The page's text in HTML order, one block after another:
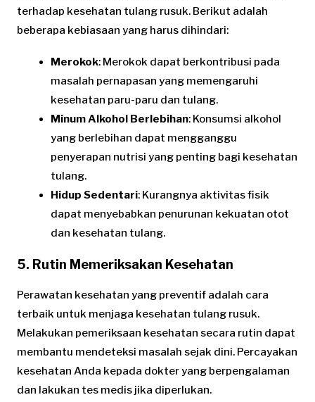
terhadap kesehatan tulang rusuk. Berikut adalah
beberapa kebiasaan yang harus dihindari:
Merokok: Merokok dapat berkontribusi pada
masalah pernapasan yang memengaruhi
kesehatan paru-paru dan tulang.
Minum Alkohol Berlebihan: Konsumsi alkohol
yang berlebihan dapat mengganggu
penyerapan nutrisi yang penting bagi kesehatan
tulang.
Hidup Sedentari: Kurangnya aktivitas fisik
dapat menyebabkan penurunan kekuatan otot
dan kesehatan tulang.
5. Rutin Memeriksakan Kesehatan
Perawatan kesehatan yang preventif adalah cara
terbaik untuk menjaga kesehatan tulang rusuk.
Melakukan pemeriksaan kesehatan secara rutin dapat
membantu mendeteksi masalah sejak dini. Percayakan
kesehatan Anda kepada dokter yang berpengalaman
dan lakukan tes medis jika diperlukan.